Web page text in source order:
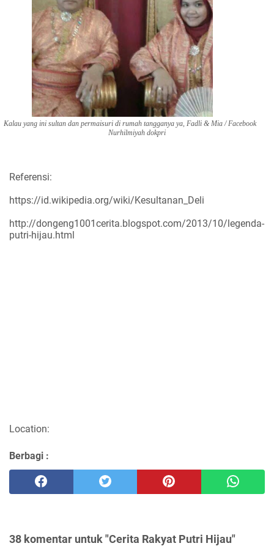
Kalau yang ini sultan dan permaisuri di rumah tangganya ya, Fadli & Mia / Facebook
Nurhilmiyah dokpri
Referensi:
https://id.wikipedia.org/wiki/Kesultanan_Deli
http://dongeng1001cerita.blogspot.com/2013/10/legenda-
putri-hijau.html
Location:
Berbagi :
38 komentar untuk "Cerita Rakyat Putri Hijau"